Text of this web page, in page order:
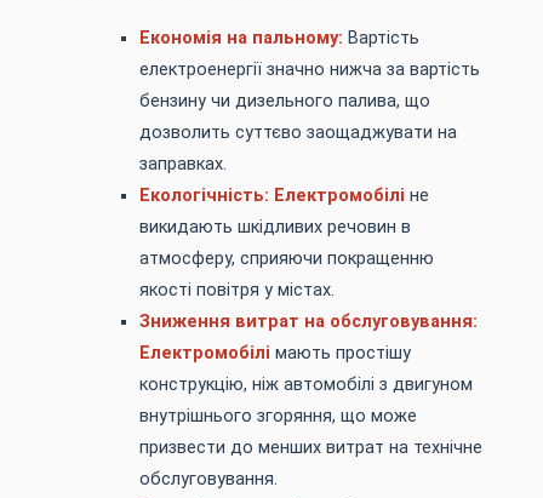
Економія на пальному: Вартість
електроенергії значно нижча за вартість
бензину чи дизельного палива, що
дозволить суттєво заощаджувати на
заправках.
Екологічність: Електромобілі не
викидають шкідливих речовин в
атмосферу, сприяючи покращенню
якості повітря у містах.
Зниження витрат на обслуговування:
Електромобілі мають простішу
конструкцію, ніж автомобілі з двигуном
внутрішнього згоряння, що може
призвести до менших витрат на технічне
обслуговування.